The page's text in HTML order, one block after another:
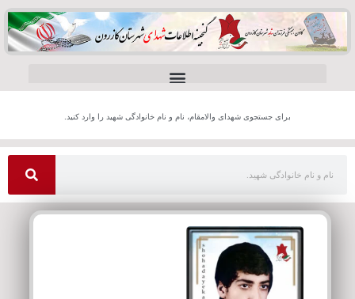
برای جستجوی شهدای والامقام، نام و نام خانوادگی شهید را وارد کنید.